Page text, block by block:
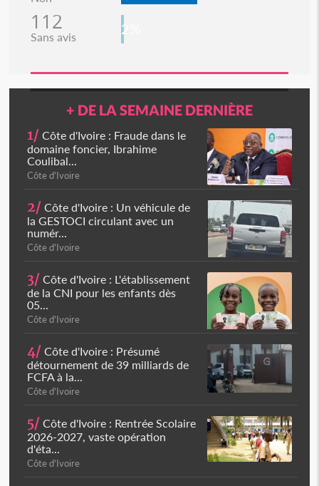
112
Sans avis 2%
+ DE LA SEMAINE DERNIÈRE
1/ Côte d'Ivoire : Fraude dans le
domaine foncier, Ibrahime
Coulibal...
Côte d'Ivoire
2/ Côte d'Ivoire : Un véhicule de
la GESTOCI circulant avec un
numér...
Côte d'Ivoire
3/ Côte d'Ivoire : L'établissement
de la CNI pour les enfants dès
05...
Côte d'Ivoire
4/ Côte d'Ivoire : Présumé
détournement de 39 milliards de
FCFA à la...
Côte d'Ivoire
5/ Côte d'Ivoire : Rentrée Scolaire
2026-2027, vaste opération
d'éta...
Côte d'Ivoire